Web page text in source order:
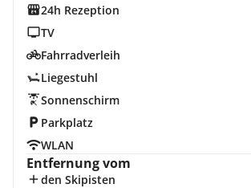
24h Rezeption
TV
Fahrradverleih
Liegestuhl
Sonnenschirm
Parkplatz
WLAN
Entfernung vom
den Skipisten